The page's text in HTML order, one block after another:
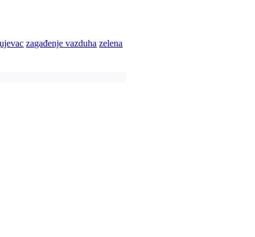
zagađenje vazduha zelena